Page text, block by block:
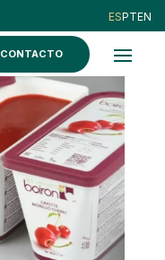
CONTACTO